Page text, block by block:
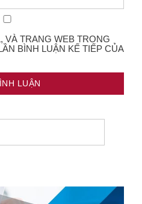
VÀ TRANG WEB TRONG
BÌNH LUẬN KẾ TIẾP CỦA